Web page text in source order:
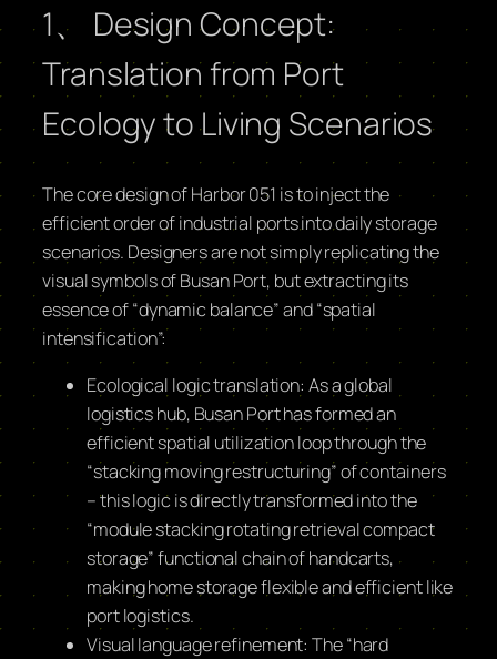
1、 Design Concept:
Translation from Port
Ecology to Living Scenarios
The core design of Harbor 051 is to inject the
efficient order of industrial ports into daily storage
scenarios. Designers are not simply replicating the
visual symbols of Busan Port, but extracting its
essence of “dynamic balance” and “spatial
intensification”:
Ecological logic translation: As a global
logistics hub, Busan Port has formed an
efficient spatial utilization loop through the
“stacking moving restructuring” of containers
– this logic is directly transformed into the
“module stacking rotating retrieval compact
storage” functional chain of handcarts,
making home storage flexible and efficient like
port logistics.
Visual language refinement: The “hard